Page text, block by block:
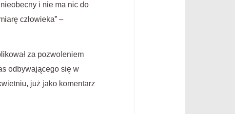
i nie ma nic do
człowieka” –
za pozwoleniem
odbywającego się w
już jako komentarz